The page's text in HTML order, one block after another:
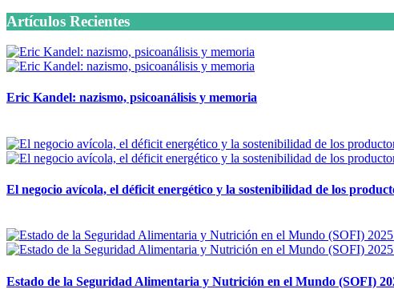
Artículos Recientes
Eric Kandel: nazismo, psicoanálisis y memoria
El negocio avícola, el déficit energético y la sostenibilidad de los
Estado de la Seguridad Alimentaria y Nutrición en el Mundo (SOFI)